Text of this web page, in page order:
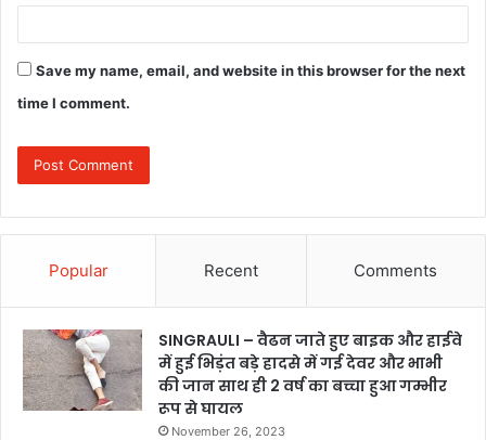
Save my name, email, and website in this browser for the next
time I comment.
Popular Recent Comments
SINGRAULI – वैढन जाते हुए बाइक और हाईवे
में हुई भिड़ंत बड़े हादसे में गई देवर और भाभी
की जान साथ ही 2 वर्ष का बच्चा हुआ गम्भीर
रूप से घायल
November 26, 2023